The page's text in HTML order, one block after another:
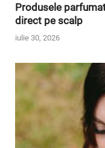
Produsele
direct pe scalp
iulie 30, 2026